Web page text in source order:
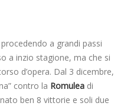
a grandi passi
a inzio stagione, ma che si
d’opera. Dal 3 dicembre,
contro la Romulea di
ben 8 vittorie e soli due